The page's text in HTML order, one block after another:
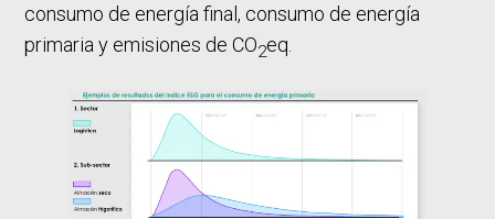
consumo de energía final, consumo de energía
primaria y emisiones de CO2eq.